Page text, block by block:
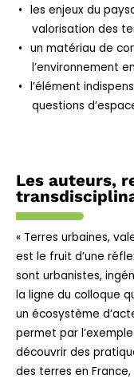
les enjeux du
valorisation des
un matériau de
l’environnement
l’élément
questions
Les auteurs,
« Terres urbaines,
est le fruit d’une
sont urbanistes,
la ligne du colloque
un écosystème
permet par
découvrir des
des terres en